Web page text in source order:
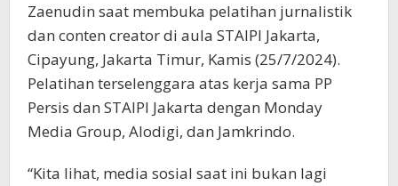
Zaenudin saat membuka pelatihan jurnalistik
dan conten creator di aula STAIPI Jakarta,
Cipayung, Jakarta Timur, Kamis (25/7/2024).
Pelatihan terselenggara atas kerja sama PP
Persis dan STAIPI Jakarta dengan Monday
Media Group, Alodigi, dan Jamkrindo.
“Kita lihat, media sosial saat ini bukan lagi